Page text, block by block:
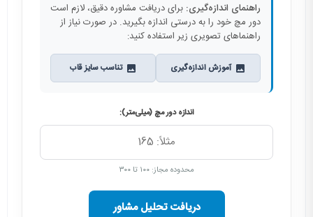
راهنمای اندازه‌گیری: برای دریافت مشاوره دقیق، لازم است
دور مچ خود را به درستی اندازه بگیرید. در صورت نیاز از
راهنماهای تصویری زیر استفاده کنید:
آموزش اندازه‌گیری تناسب سایز قاب
اندازه دور مچ (میلی‌متر):
محدوده مجاز: ۱۰۰ تا ۳۰۰
دریافت تحلیل مشاور